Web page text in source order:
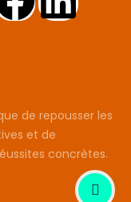
de repousser les
et de
concrètes.